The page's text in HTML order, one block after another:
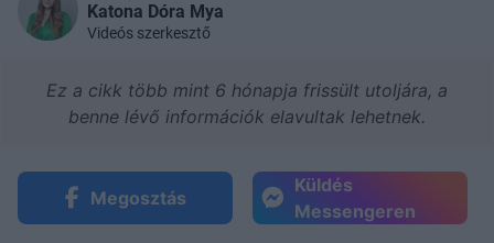
Katona Dóra Mya
Videós szerkesztő
Ez a cikk több mint 6 hónapja frissült utoljára, a
benne lévő információk elavultak lehetnek.
Megosztás
Küldés
Messengeren